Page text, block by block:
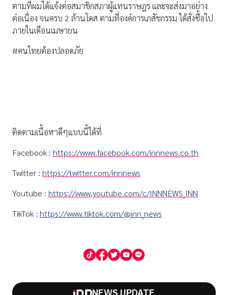
ตามที่ผมได้แจ้งต่อสมาชิกสภาผู้แทนราษฎร และจะส่งมาอย่าง
ต่อเนื่อง จนครบ 2 ล้านโดส ตามที่องค์การเภสัชกรรม ได้สั่งซื้อไป
ภายในเดือนเมษายน
#คนไทยต้องปลอดภัย
ติดตามเนื้อหาดีๆแบบนี้ได้ที่
Facebook : https://www.facebook.com/innnews.co.th
Twitter : https://twitter.com/innnews
Youtube : https://www.youtube.com/c/INNNEWS_INN
TikTok : https://www.tiktok.com/@inn_news